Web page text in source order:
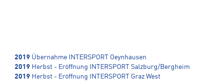
2019 Übernahme INTERSPORT Oeynhausen
2019 Herbst - Eröffnung INTERSPORT Salzburg/Bergheim
2019 Herbst - Eröffnung INTERSPORT Graz West